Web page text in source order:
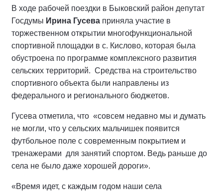
В ходе рабочей поездки в Быковский район депутат
Госдумы Ирина Гусева приняла участие в
торжественном открытии многофункциональной
спортивной площадки в с. Кислово, которая была
обустроена по программе комплексного развития
сельских территорий. Средства на строительство
спортивного объекта были направлены из
федерального и регионального бюджетов.
Гусева отметила, что «совсем недавно мы и думать
не могли, что у сельских мальчишек появится
футбольное поле с современным покрытием и
тренажерами для занятий спортом. Ведь раньше до
села не было даже хорошей дороги».
«Время идет, с каждым годом наши села